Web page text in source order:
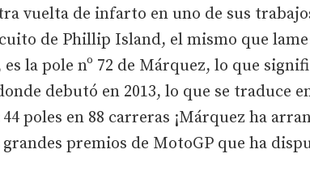
vuelta de infarto en uno de sus
de Phillip Island, el mismo que
es la pole nº 72 de Márquez, lo que
debutó en 2013, lo que se traduce
poles en 88 carreras ¡Márquez ha
grandes premios de MotoGP que ha